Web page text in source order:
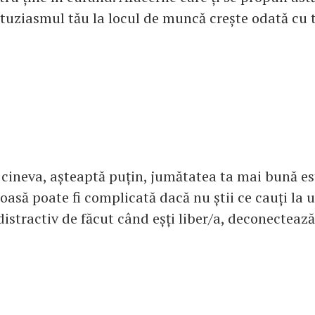
tău la locul de muncă crește odată cu
așteaptă puțin, jumătatea ta mai bună
poate fi complicată dacă nu știi ce cauți la
de făcut când eșți liber/a,